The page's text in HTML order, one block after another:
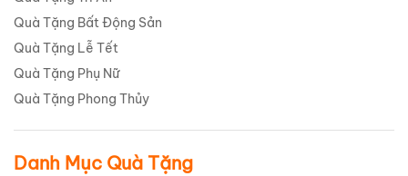
Quà Tặng Bất Động Sản
Quà Tặng Lễ Tết
Quà Tặng Phụ Nữ
Quà Tặng Phong Thủy
Danh Mục Quà Tặng